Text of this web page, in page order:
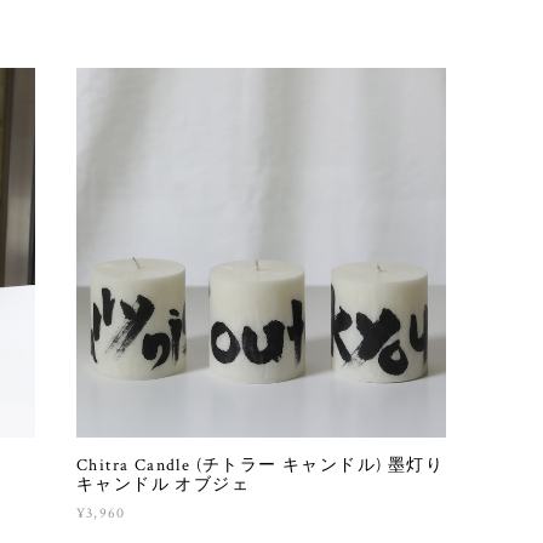
Chitra Candle (チトラー キャンドル) 墨灯り
キャンドル オブジェ
¥3,960